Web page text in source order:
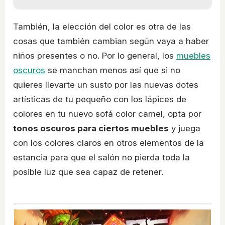
También, la elección del color es otra de las
cosas que también cambian según vaya a haber
niños presentes o no. Por lo general, los muebles
oscuros se manchan menos así que si no
quieres llevarte un susto por las nuevas dotes
artísticas de tu pequeño con los lápices de
colores en tu nuevo sofá color camel, opta por
tonos oscuros para ciertos muebles y juega
con los colores claros en otros elementos de la
estancia para que el salón no pierda toda la
posible luz que sea capaz de retener.